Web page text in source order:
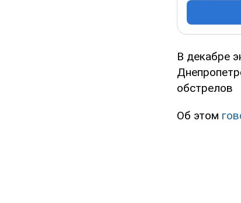
В декабре
обстрелов
Об этом